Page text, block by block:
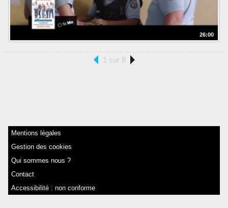
26:00
1 sur 8
Mentions légales
Gestion des cookies
Qui sommes nous ?
Contact
Accessibilité : non conforme